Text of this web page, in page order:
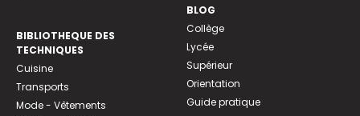
BIBLIOTHEQUE DES
TECHNIQUES
Cuisine
Transports
Mode - Vêtements
BLOG
Collège
Lycée
Supérieur
Orientation
Guide pratique